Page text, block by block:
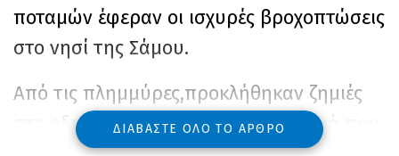
ποταμών έφεραν οι ισχυρές βροχοπτώσεις
στο νησί της Σάμου.
Από τις πλημμύρες,προκλήθηκαν ζημιές
στο οδικό δίκτυο από τα φερτά υλικά που
ΔΙΑΒΆΣΤΕ ΌΛΟ ΤΟ ΆΡΘΡΟ